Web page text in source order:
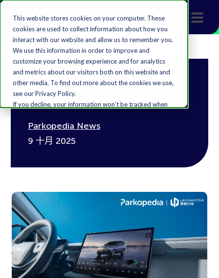
This website stores cookies on your computer. These
cookies are used to collect information about how you
interact with our website and allow us to remember you.
We use this information in order to improve and
customize your browsing experience and for analytics
and metrics about our visitors both on this website and
other media. To find out more about the cookies we use,
see our Privacy Policy.
If you decline, your information won’t be tracked when
browser to remember your preference not to be
tracked.
泊知港为零跑汽车海外车主
提供充电服务
Parkopedia News
9 十月 2025